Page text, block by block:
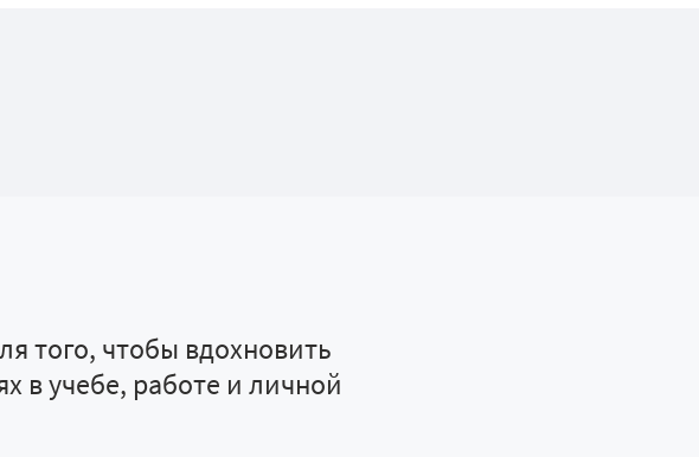
того, чтобы вдохновить
в учебе, работе и личной